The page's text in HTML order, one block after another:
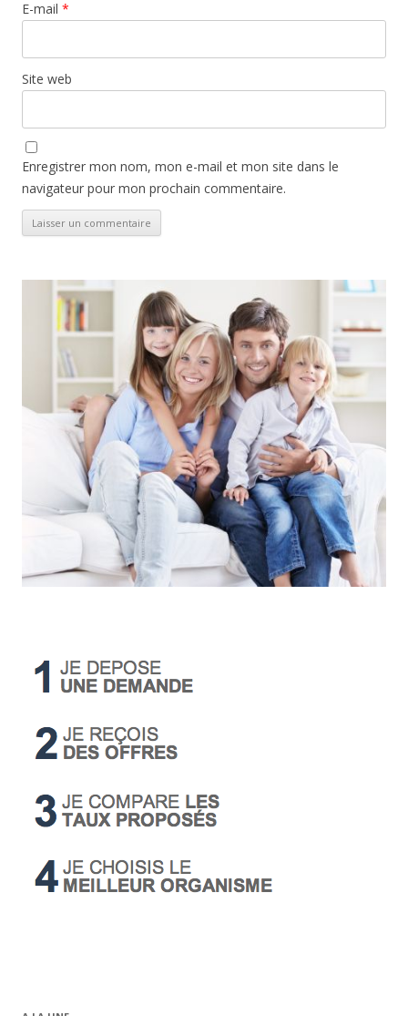
E-mail *
Site web
Enregistrer mon nom, mon e-mail et mon site dans le
navigateur pour mon prochain commentaire.